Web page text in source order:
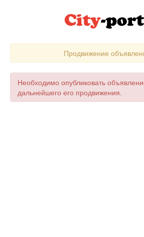
Продвижение
Необходимо опубликовать
дальнейшего его продвижения.